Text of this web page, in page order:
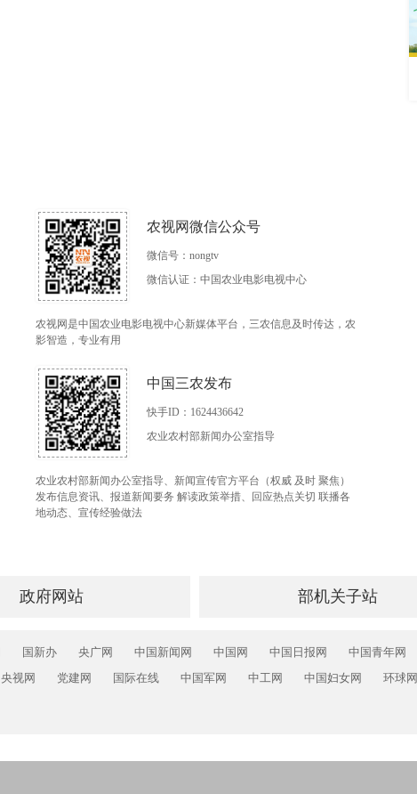
农视网微信公众号
微信号：nongtv
微信认证：中国农业电影电视中心
农视网是中国农业电影电视中心新媒体平台，三农信息及时传达，农
影智造，专业有用
中国三农发布
快手ID：1624436642
农业农村部新闻办公室指导
农业农村部新闻办公室指导、新闻宣传官方平台（权威 及时 聚焦）
发布信息资讯、报道新闻要务 解读政策举措、回应热点关切 联播各
地动态、宣传经验做法
政府网站 部机关子站
国新办 央广网 中国新闻网 中国网 中国日报网 中国青年网
央视网 党建网 国际在线 中国军网 中工网 中国妇女网 环球网